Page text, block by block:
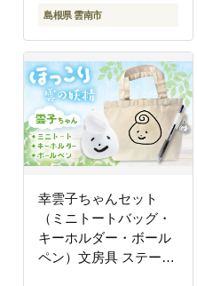
島根県 雲南市
幸雲子ちゃんセット
（ミニトートバッグ・
キーホルダー・ボール
ペン）文房具 ステーシ